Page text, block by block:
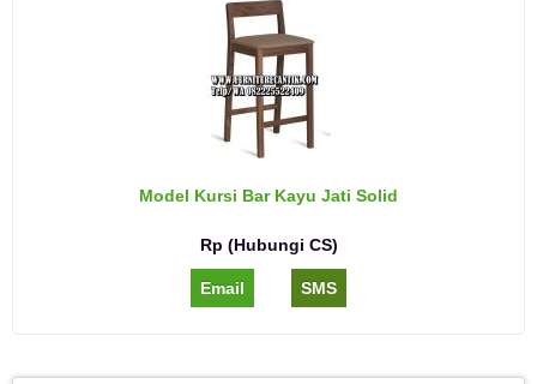
Model Kursi Bar Kayu Jati Solid
Rp (Hubungi CS)
Email SMS